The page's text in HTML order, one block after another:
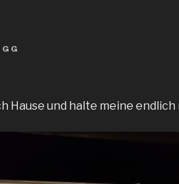
GG
Hause und halte meine